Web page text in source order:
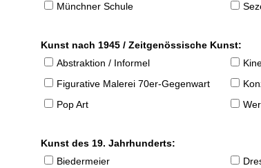
Münchner Schule
Kunst nach 1945 / Zeitgenössische Kunst:
Abstraktion / Informel
Figurative Malerei 70er-Gegenwart
Pop Art
Kunst des 19. Jahrhunderts:
Biedermeier